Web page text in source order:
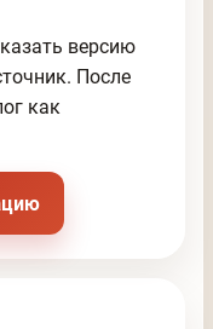
версию
После
как